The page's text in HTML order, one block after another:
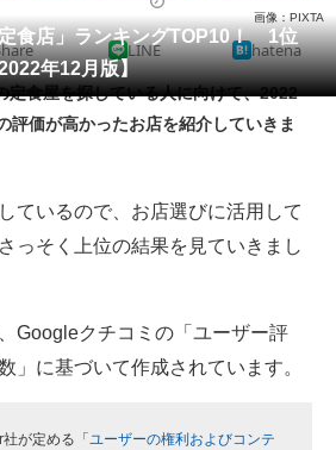
ページ
レンド
の未来
選べる
食店」ランキングTOP10！ 1位
年12月版】
画像：PIXTA
LINE hatena
食屋を探している人に向けて、2022
評価が高かったお店を紹介していきま
ているので、お店選びに活用して
っそく上位の結果を見ていきまし
Googleクチコミの「ユーザー評
」に基づいて作成されています。
が定める「 ユーザーの権利およびコンテ